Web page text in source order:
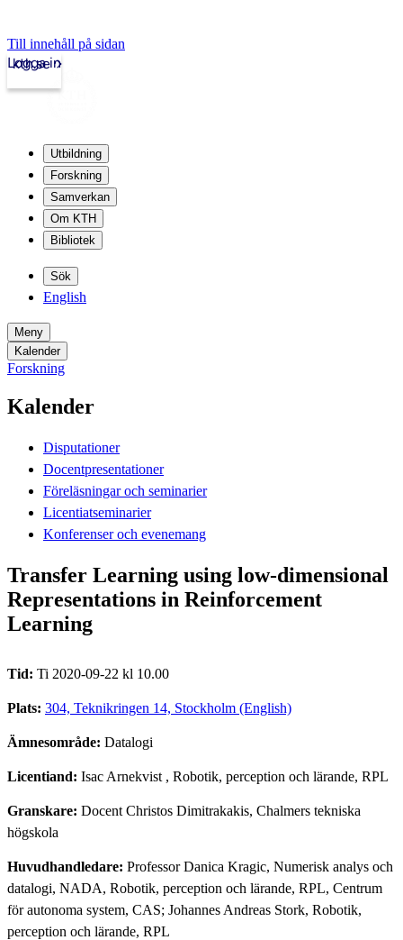
Till innehåll på sidan
kth.se
Logga in
Utbildning
Forskning
Samverkan
Om KTH
Bibliotek
Sök
English
Meny
Kalender
Forskning
Kalender
Disputationer
Docentpresentationer
Föreläsningar och seminarier
Licentiatseminarier
Konferenser och evenemang
Transfer Learning using low-dimensional
Representations in Reinforcement
Learning
Tid: Ti 2020-09-22 kl 10.00
Plats: 304, Teknikringen 14, Stockholm (English)
Ämnesområde: Datalogi
Licentiand: Isac Arnekvist , Robotik, perception och lärande, RPL
Granskare: Docent Christos Dimitrakakis, Chalmers tekniska
högskola
Huvudhandledare: Professor Danica Kragic, Numerisk analys och
datalogi, NADA, Robotik, perception och lärande, RPL, Centrum
för autonoma system, CAS; Johannes Andreas Stork, Robotik,
perception och lärande, RPL